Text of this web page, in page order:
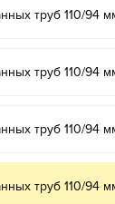
труб 110/94
труб 110/94
труб 110/94
труб 110/94